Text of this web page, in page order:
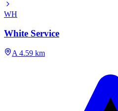
WH
White Service
A 4.59 km